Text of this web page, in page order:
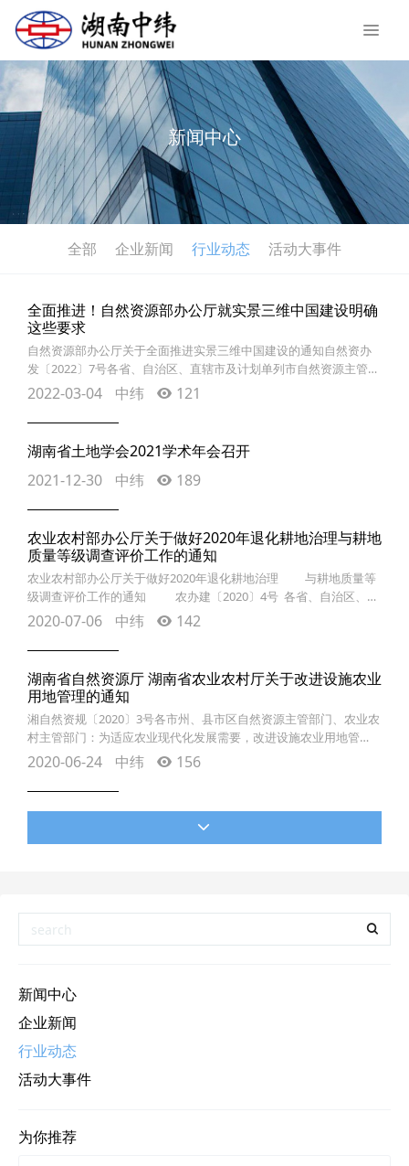
新闻中心
全部 企业新闻 行业动态 活动大事件
全面推进！自然资源部办公厅就实景三维中国建设明确
这些要求
自然资源部办公厅关于全面推进实景三维中国建设的通知自然资办
发〔2022〕7号各省、自治区、直辖市及计划单列市自然资源主管部
门，新疆生产建设兵团自然资源局，国家林业和草原局，中国地质
调查局及部其他直属单位，各派出机构，部机关各司局： 实景
三维作为真实、立体、时序化反映人类生产、生活和生态空间的时
空信息，是国家重要的新型基础设施，通过“人机兼容、物联感知、
泛在服务”实现数字空间与现实空间的实时关联互
2022-03-04 中纬 121
湖南省土地学会2021学术年会召开
2021-12-30
中纬 189
农业农村部办公厅关于做好2020年退化耕地治理与耕地
质量等级调查评价工作的通知
农业农村部办公厅关于做好2020年退化耕地治理 与耕地质量等
级调查评价工作的通知 农办建〔2020〕4号 各省、自治区、直
辖市农业农村（农牧）厅（局、委）： 开展退化耕地治理、加
强耕地质量等级调查评价是落实藏粮于地、藏粮于技战略，守牢耕
地质量红线，确保国家粮食安全的重要举措。2020年，中央财政通
过农业资源及生态保护补助资
2020-07-06 中纬 142
湖南省自然资源厅 湖南省农业农村厅关于改进设施农业
用地管理的通知
湘自然资规〔2020〕3号各市州、县市区自然资源主管部门、农业农
村主管部门：为适应农业现代化发展需要，改进设施农业用地管
理，根据《自然资源部 农业农村部关于设施农业用地管理有关问题
的通知》（自然资规〔2019〕4号）要求，结合我省实际，现将有关
事项通知如下：一、明确设施农业用地范围设施农业用地包括农业
生产中直接用于作物种植和畜禽水产养殖的生产设施用地和辅助设
施用地。（一）作物种植设施用地
2020-06-24 中纬 156
新闻中心
企业新闻
行业动态
活动大事件
为你推荐